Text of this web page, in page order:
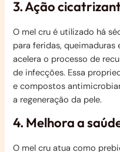
3. Ação
O mel cru é utilizado há
para feridas, queimaduras
acelera o processo de
de infecções. Essa
e compostos
a regeneração da pele.
4. Melhora a
O mel cru atua como